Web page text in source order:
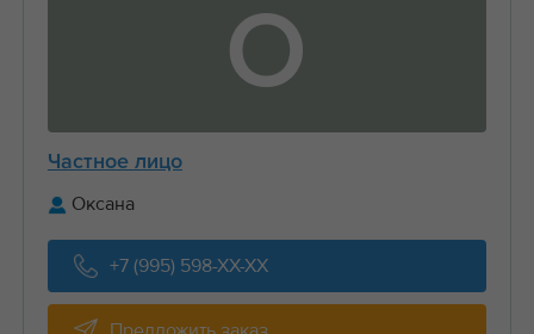
О
Частное лицо
Оксана
+7 (995) 598-XX-XX